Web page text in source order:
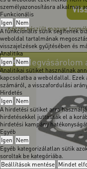
személyazonosításra alkalmas
Funkcionális
Igen Nem
A funkcionális sütik segítenek
weboldal tartalmának
visszajelzések gyűjtésében és
Analitika
Igen Nem
Analitikai sütiket használnak
kapcsolatba a weboldallal.
számáról, a visszafordulási
Hirdetés
Igen Nem
A hirdetési sütiket arra
hirdetésekkel juttassák el a
hirdetési kampány
Egyéb
Igen Nem
Egyéb kategorizálatlan sütik
soroltak be kategóriába.
Beállítások mentése Mindet
Kézzel készült magyar
Megvásárolom